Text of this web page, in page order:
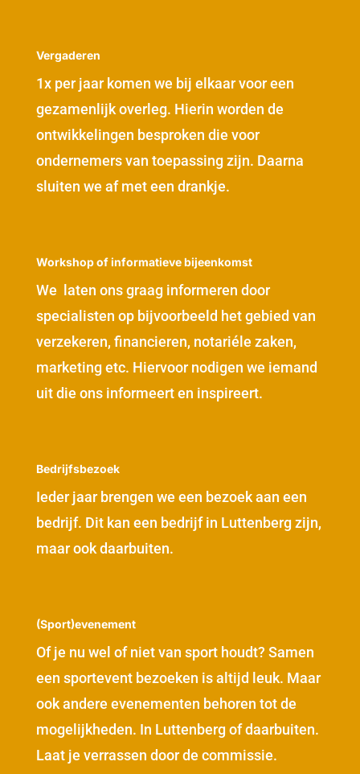
Vergaderen
1x per jaar komen we bij elkaar voor een
gezamenlijk overleg. Hierin worden de
ontwikkelingen besproken die voor
ondernemers van toepassing zijn. Daarna
sluiten we af met een drankje.
Workshop of informatieve bijeenkomst
We laten ons graag informeren door
specialisten op bijvoorbeeld het gebied van
verzekeren, financieren, notariéle zaken,
marketing etc. Hiervoor nodigen we iemand
uit die ons informeert en inspireert.
Bedrijfsbezoek
Ieder jaar brengen we een bezoek aan een
bedrijf. Dit kan een bedrijf in Luttenberg zijn,
maar ook daarbuiten.
(Sport)evenement
Of je nu wel of niet van sport houdt? Samen
een sportevent bezoeken is altijd leuk. Maar
ook andere evenementen behoren tot de
mogelijkheden. In Luttenberg of daarbuiten.
Laat je verrassen door de commissie.